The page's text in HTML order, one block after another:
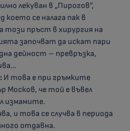
лекуван в „Пирогов”,
което се налага пак в
този пръст в хирургия на
започват да искат пари
дейност – превръзка,
И това е при гръмките
Москов, че той е въвел
измамите.
и това се случва в периода
отдавна.